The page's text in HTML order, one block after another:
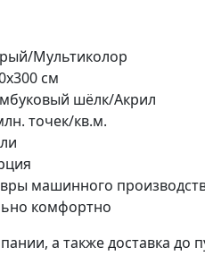
Мультиколор
см
шёлк/Акрил
точек/кв.м.
машинного
комфортно
а также доставка до